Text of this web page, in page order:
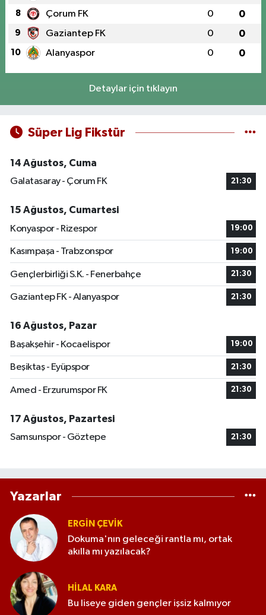
8 Çorum FK 0 0
9 Gaziantep FK 0 0
10 Alanyaspor 0 0
Detaylar için tıklayın
Süper Lig Fikstür
14 Ağustos, Cuma
Galatasaray - Çorum FK
21:30
15 Ağustos, Cumartesi
Konyaspor - Rizespor
19:00
Kasımpaşa - Trabzonspor 19:00
Gençlerbirliği S.K. - Fenerbahçe 21:30
Gaziantep FK - Alanyaspor 21:30
16 Ağustos, Pazar
Başakşehir - Kocaelispor
19:00
Beşiktaş - Eyüpspor 21:30
Amed - Erzurumspor FK 21:30
17 Ağustos, Pazartesi
Samsunspor - Göztepe
21:30
Yazarlar
ERGIN ÇEVİK
Dokuma'nın geleceği rantla mı, ortak
akılla mı yazılacak?
HILAL KARA
Bu liseye giden gençler işsiz kalmıyor